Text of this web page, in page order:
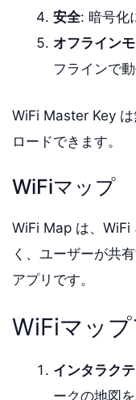
安全: 暗号化
オフライン
フラインで動
WiFi Master Key
ロードできます。
WiFiマップ
WiFi Map は、WiFi
く、ユーザーが共
アプリです。
WiFiマッ
インタラク
ークの地図を